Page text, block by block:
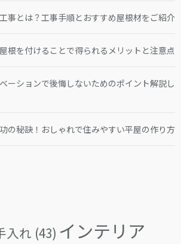
事とは？工事手順とおすすめ屋根材をご紹介
根を付けることで得られるメリットと注意点
ーションで後悔しないためのポイント解説し
の秘訣！おしゃれで住みやすい平屋の作り方
入れ (43) インテリア